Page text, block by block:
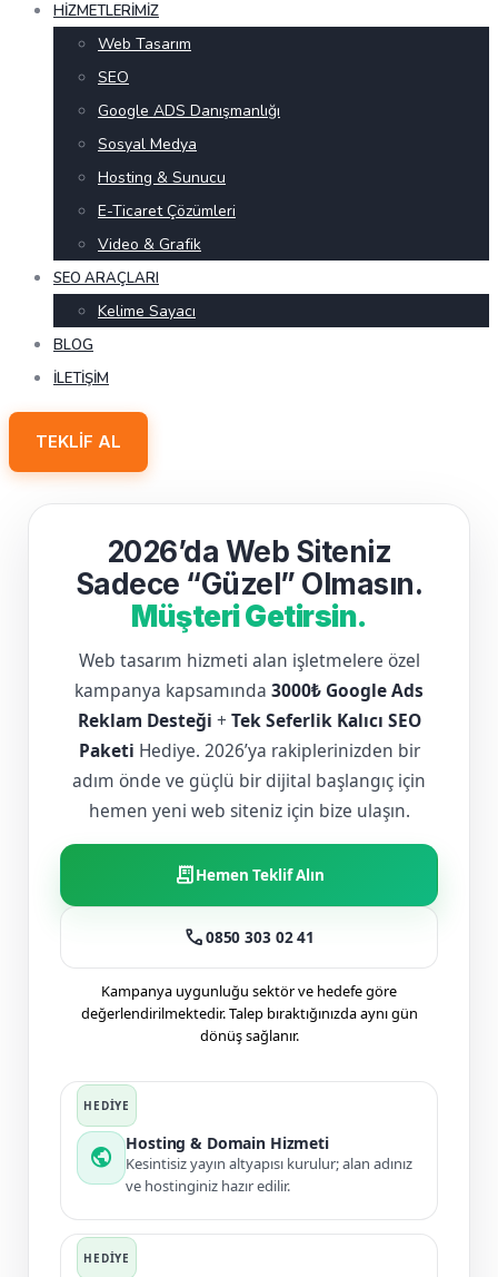
HIZMETLERIMIZ
Web Tasarım
SEO
Google ADS Danışmanlığı
Sosyal Medya
Hosting & Sunucu
E-Ticaret Çözümleri
Video & Grafik
SEO ARAÇLARI
Kelime Sayacı
BLOG
İLETIŞIM
TEKLIF AL
2026’da Web Siteniz
Sadece “Güzel” Olmasın.
Müşteri Getirsin.
Web tasarım hizmeti alan işletmelere özel
kampanya kapsamında 3000₺ Google Ads
Reklam Desteği + Tek Seferlik Kalıcı SEO
Paketi Hediye. 2026’ya rakiplerinizden bir
adım önde ve güçlü bir dijital başlangıç için
hemen yeni web siteniz için bize ulaşın.
receipt_longHemen Teklif Alın
call0850 303 02 41
Kampanya uygunluğu sektör ve hedefe göre
değerlendirilmektedir. Talep bıraktığınızda aynı gün
dönüş sağlanır.
public
Hosting & Domain Hizmeti
Kesintisiz yayın altyapısı kurulur; alan adınız
ve hostinginiz hazır edilir.